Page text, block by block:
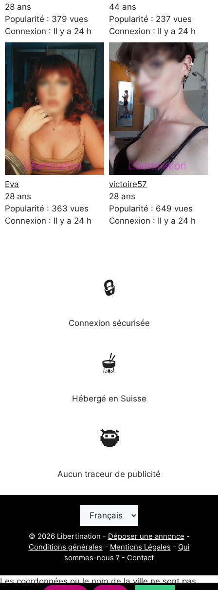
28 ans
Popularité : 379 vues
Connexion : Il y a 24 h
44 ans
Popularité : 237 vues
Connexion : Il y a 24 h
Eva
28 ans
Popularité : 363 vues
Connexion : Il y a 24 h
victoire57
28 ans
Popularité : 649 vues
Connexion : Il y a 24 h
🔒
Connexion sécurisée
🫕
Hébergé en Suisse
🥷
Aucun traceur de publicité
une
© 2026 Libertination - Déposer une annonce -
Conditions générales - Mentions Légales - Qui
sommes-nous ? - Contact
Les coordonnées ou le nom de la ville ne sont pas